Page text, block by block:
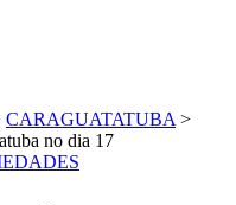
CARAGUATATUBA >
no dia 17